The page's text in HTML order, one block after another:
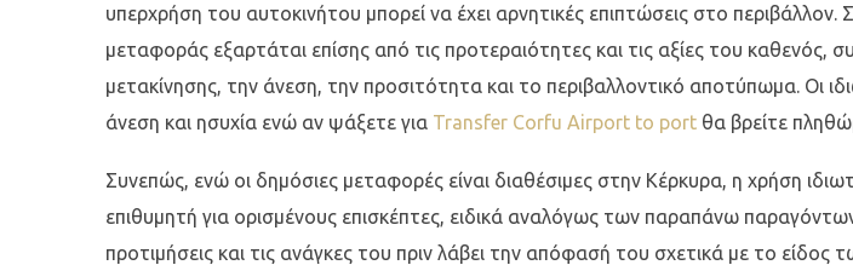
υπερχρήση του αυτοκινήτου μπορεί να έχει αρνητικές επιπτώσεις στο περιβάλλον.
μεταφοράς εξαρτάται επίσης από τις προτεραιότητες και τις αξίες του καθενός,
μετακίνησης, την άνεση, την προσιτότητα και το περιβαλλοντικό αποτύπωμα. Οι
άνεση και ησυχία ενώ αν ψάξετε για Transfer Corfu Airport to port θα βρείτε
Συνεπώς, ενώ οι δημόσιες μεταφορές είναι διαθέσιμες στην Κέρκυρα, η χρήση
επιθυμητή για ορισμένους επισκέπτες, ειδικά αναλόγως των παραπάνω
προτιμήσεις και τις ανάγκες του πριν λάβει την απόφασή του σχετικά με το